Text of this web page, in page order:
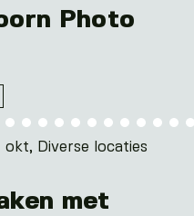
Photo
Diverse locaties
met